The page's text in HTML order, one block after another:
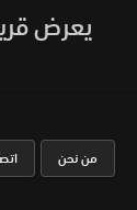
يعرض
من نحن